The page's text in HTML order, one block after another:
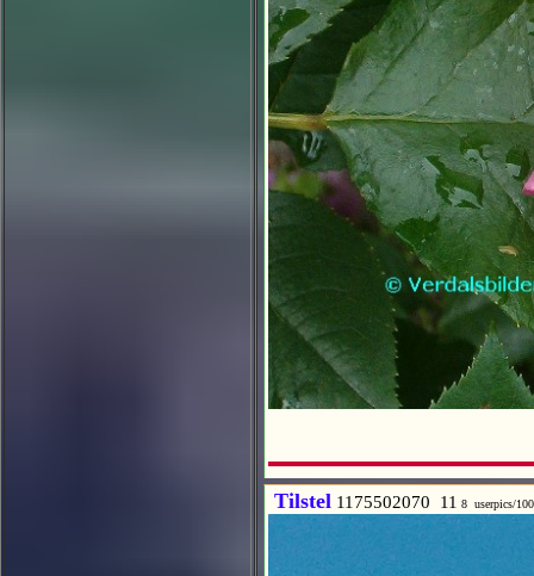
Tilstel 1175502070 11 8 userpics/